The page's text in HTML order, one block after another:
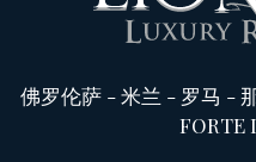
佛罗伦萨-米兰 - 罗马 -
FORTE